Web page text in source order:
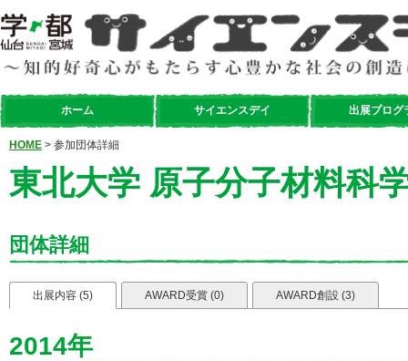
ホーム サイエンスデイ 出展プログ
HOME > 参加団体詳細
東北大学 原子分子材料科
団体詳細
出展内容 (5) AWARD受賞 (0) AWARD創設 (3)
2014年